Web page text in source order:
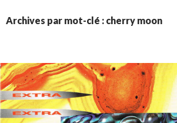
Archives par mot-clé : cherry moon